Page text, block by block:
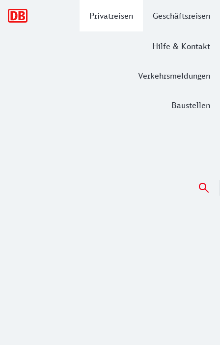
Privatreisen Geschäftsreisen
Hilfe & Kontakt
Verkehrsmeldungen
Baustellen